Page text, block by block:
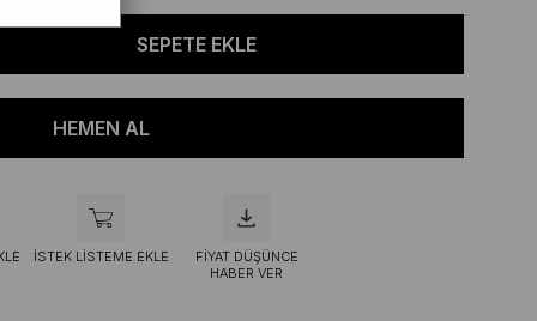
İSTEK LISTEME EKLE
FIYAT DÜŞÜNCE
HABER VER